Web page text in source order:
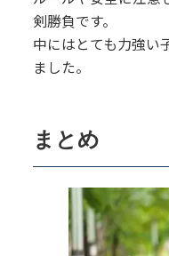
剣勝負です。
中にはとても力強い
ました。
まとめ